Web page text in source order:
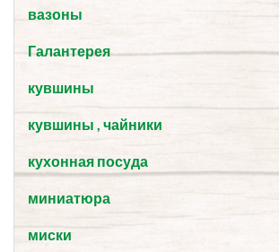
вазоны
Галантерея
кувшины
кувшины , чайники
кухонная посуда
миниатюра
миски